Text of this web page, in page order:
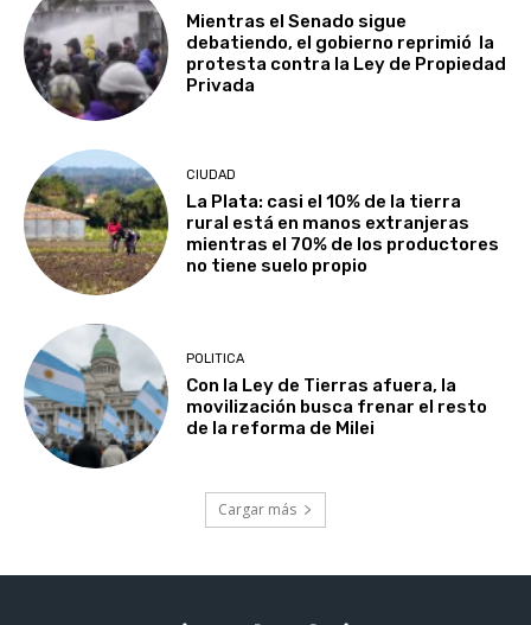
Mientras el Senado sigue
debatiendo, el gobierno reprimió la
protesta contra la Ley de Propiedad
Privada
CIUDAD
La Plata: casi el 10% de la tierra
rural está en manos extranjeras
mientras el 70% de los productores
no tiene suelo propio
POLITICA
Con la Ley de Tierras afuera, la
movilización busca frenar el resto
de la reforma de Milei
Cargar más